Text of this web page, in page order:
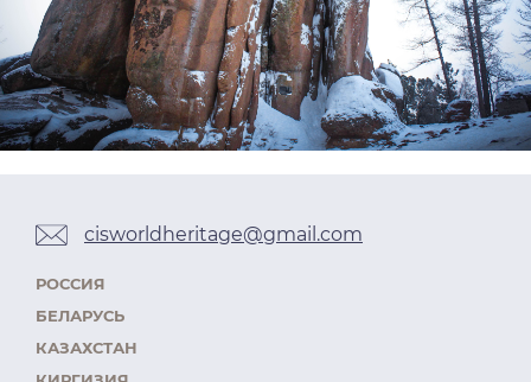
cisworldheritage@gmail.com
РОССИЯ
БЕЛАРУСЬ
КАЗАХСТАН